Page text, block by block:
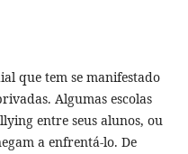
que tem se manifestado
Algumas escolas
entre seus alunos, ou
a enfrentá-lo. De